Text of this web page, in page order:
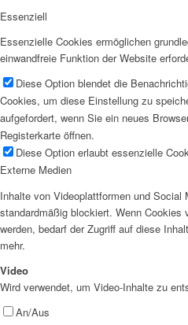
Essenziell
Essenzielle Cookies ermöglichen
einwandfreie Funktion der Website
Diese Option blendet die
Cookies, um diese Einstellung zu
aufgefordert, wenn Sie ein neues
Registerkarte öffnen.
Diese Option erlaubt essenzielle
Externe Medien
Inhalte von Videoplattformen und Social
standardmäßig blockiert. Wenn Cookies
werden, bedarf der Zugriff auf diese
mehr.
Video
Wird verwendet, um Video-Inhalte zu
An/Aus